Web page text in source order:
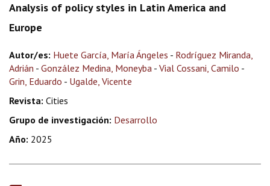
Analysis of policy styles in Latin America and
Europe
Autor/es: Huete García, María Ángeles - Rodríguez Miranda,
Adrián - González Medina, Moneyba - Vial Cossani, Camilo -
Grin, Eduardo - Ugalde, Vicente
Revista: Cities
Grupo de investigación: Desarrollo
Año: 2025